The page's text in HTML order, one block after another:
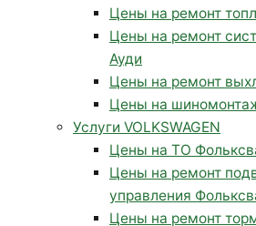
Цены на ремонт
Цены на ремонт
Ауди
Цены на ремонт
Цены на
Услуги VOLKSWAGEN
Цены на ТО
Цены на ремонт
управления
Цены на ремонт